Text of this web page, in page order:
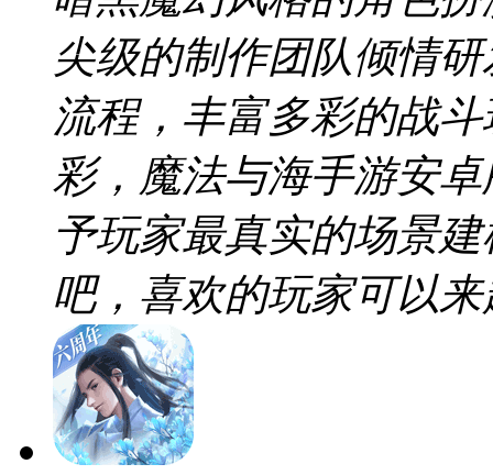
尖级的制作团队倾情
流程，丰富多彩的战
彩，魔法与海手游安
予玩家最真实的场景
吧，喜欢的玩家可以